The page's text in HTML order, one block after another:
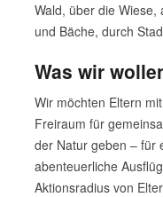
Wald, über die
und Bäche, durch
Was wir
Wir möchten Eltern
Freiraum für
der Natur geben – für
abenteuerliche
Aktionsradius von